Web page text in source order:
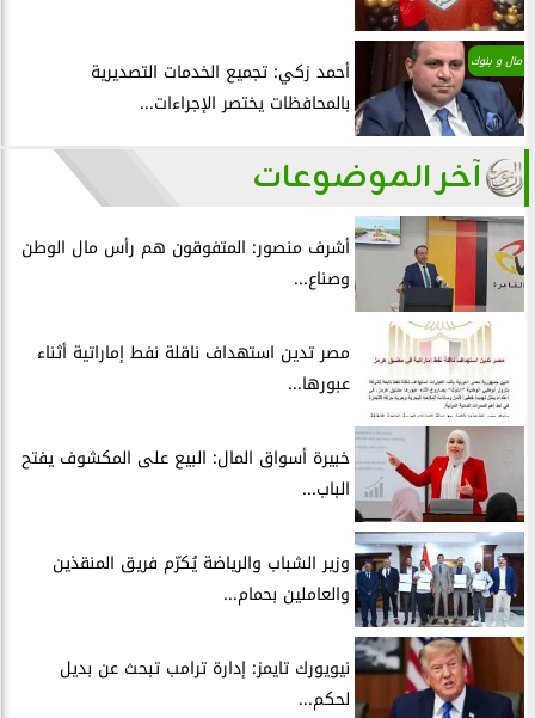
مال و بنوك
أحمد زكي: تجميع الخدمات التصديرية
بالمحافظات يختصر الإجراءات...
آخر الموضوعات
أشرف منصور: المتفوقون هم رأس مال الوطن
وصناع...
مصر تدين استهداف ناقلة نفط إماراتية أثناء
عبورها...
خبيرة أسواق المال: البيع على المكشوف يفتح
الباب...
وزير الشباب والرياضة يُكرّم فريق المنقذين
والعاملين بحمام...
نيويورك تايمز: إدارة ترامب تبحث عن بديل
لحكم...